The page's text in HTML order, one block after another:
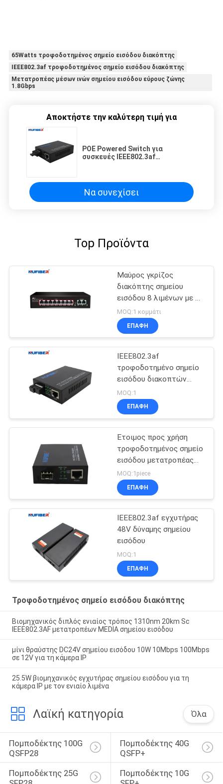
65Watts τροφοδοτημένος σημείο εισόδου διακόπτης
IEEE802.3af τροφοδοτημένος σημείο εισόδου διακόπτης
Μετατροπέας μέσων ινών σημείου εισόδου εύρους ζώνης
1.8Gbps
Αποκτήστε την καλύτερη τιμή για
POE Powered Switch για
συσκευές IEEE802.3af
Να συνεχίσει
Top Προϊόντα
Μαύρος γκρίζος
διακόπτης σημείου
εισόδου 8 λιμένων με 1
ODM cOem
ανερχόμενων ζεύξεων
Gigabit που
MOQ:1 κομμάτι
ΕΠΑΦΉ
IEEE802.3af
τροφοδοτημένο σημείο
εισόδου διακοπτών
μέσων μετατροπέων
ενιαίο Sc 20km ινών
τρόπου ενιαίο
MOQ:1
ΕΠΑΦΉ
Έτοιμος προς χρήση
τροφοδοτημένος σημείο
εισόδου μετατροπέας
μέσων με την αυλάκωση
SFP
MOQ:1piece
ΕΠΑΦΉ
IEEE802.3af εγχυτήρας
48V δύναμης σημείου
εισόδου
MOQ:1
ΕΠΑΦΉ
Τροφοδοτημένος σημείο εισόδου διακόπτης
Βιομηχανικός διπλός ενιαίος τρόπος 1310nm 20km Sc
IEEE802.3AF μετατροπέων MEDIA σημείου εισόδου
μίνι θραύστης DC24V σημείου εισόδου 10W 10Mbps 100Mbps
σε 12V για τη κάμερα IP
25.5W βιομηχανικός εγχυτήρας σημείου εισόδου για τη
κάμερα IP με τον ενιαίο λιμένα
Λαϊκή κατηγορία Όλα
Πομποδέκτης 100G
QSFP28
Πομποδέκτης 40G
QSFP+
Πομποδέκτης 25G
Πομποδέκτης 10G